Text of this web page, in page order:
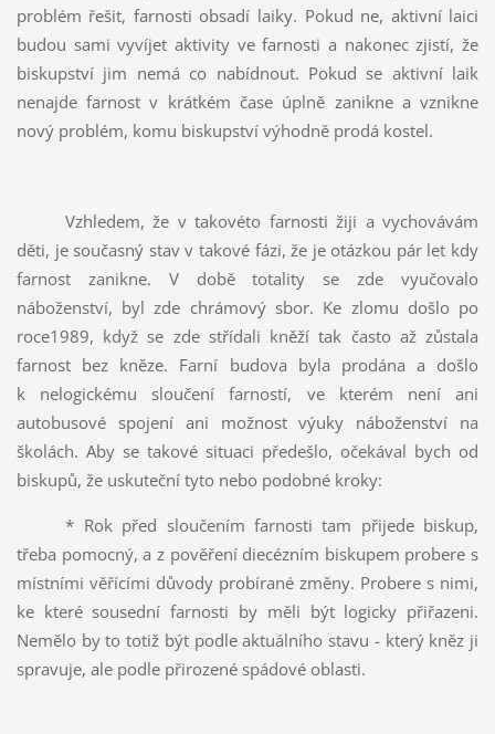
problém řešit, farnosti obsadí laiky. Pokud ne, aktivní laici
budou sami vyvíjet aktivity ve farnosti a nakonec zjistí, že
biskupství jim nemá co nabídnout. Pokud se aktivní laik
nenajde farnost v krátkém čase úplně zanikne a vznikne
nový problém, komu biskupství výhodně prodá kostel.
Vzhledem, že v takovéto farnosti žiji a vychovávám
děti, je současný stav v takové fázi, že je otázkou pár let kdy
farnost zanikne. V době totality se zde vyučovalo
náboženství, byl zde chrámový sbor. Ke zlomu došlo po
roce1989, když se zde střídali kněží tak často až zůstala
farnost bez kněze. Farní budova byla prodána a došlo
k nelogickému sloučení farností, ve kterém není ani
autobusové spojení ani možnost výuky náboženství na
školách. Aby se takové situaci předešlo, očekával bych od
biskupů, že uskuteční tyto nebo podobné kroky:
* Rok před sloučením farnosti tam přijede biskup,
třeba pomocný, a z pověření diecézním biskupem probere s
místními věřícími důvody probírané změny. Probere s nimi,
ke které sousední farnosti by měli být logicky přiřazeni.
Nemělo by to totiž být podle aktuálního stavu - který kněz ji
spravuje, ale podle přirozené spádové oblasti.